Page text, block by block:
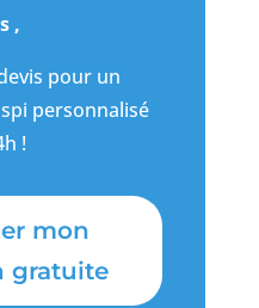
,
pour un
personnalisé
!
mon
gratuite